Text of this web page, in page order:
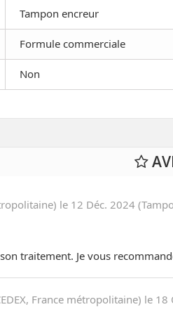
Tampon encreur
Formule commerciale
Non
le 12 Déc. 2024 (
traitement. Je vous
France métropolitaine) le 18